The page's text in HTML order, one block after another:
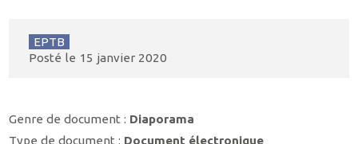
EPTB
Posté le 15 janvier 2020
Genre de document : Diaporama
Type de document : Document électronique